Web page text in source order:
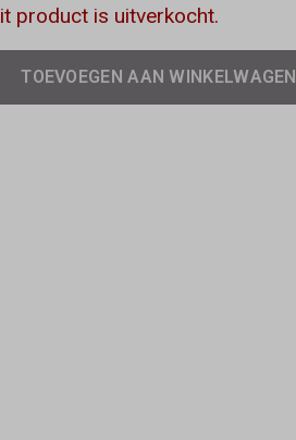
product is uitverkocht.
TOEVOEGEN AAN WINKELWAGEN